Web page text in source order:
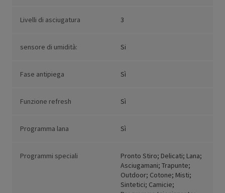
Livelli di asciugatura 3
sensore di umidità: Si
Fase antipiega Sì
Funzione refresh Sì
Programma lana Sì
Programmi speciali
Pronto Stiro; Delicati; Lana;
Asciugamani; Trapunte;
Outdoor; Cotone; Misti;
Sintetici; Camicie;